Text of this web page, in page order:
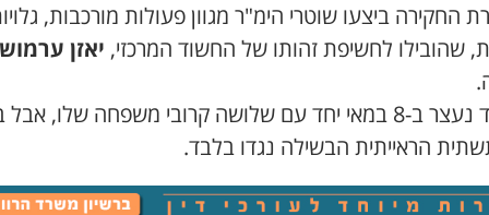
החקירה ביצעו שוטרי הימ"ר מגוון פעולות מורכבות,
שהובילו לחשיפת זהותו של החשוד המרכזי, יאזן ערמוש
החשוד נעצר ב-8 במאי יחד עם שלושה קרובי משפחה שלו,
הראייתית הבשילה נגדו בלבד.